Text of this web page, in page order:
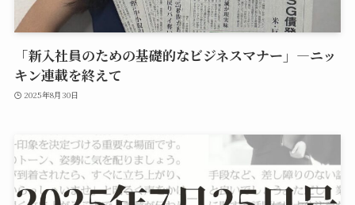
「新入社員のための基礎的なビジネスマナー」—ニッ
キン連載を終えて
2025年8月30日